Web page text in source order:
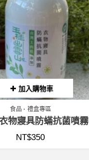
加入購物車
食品 禮盒專區
物寢具防蟎抗菌噴霧
NT$350